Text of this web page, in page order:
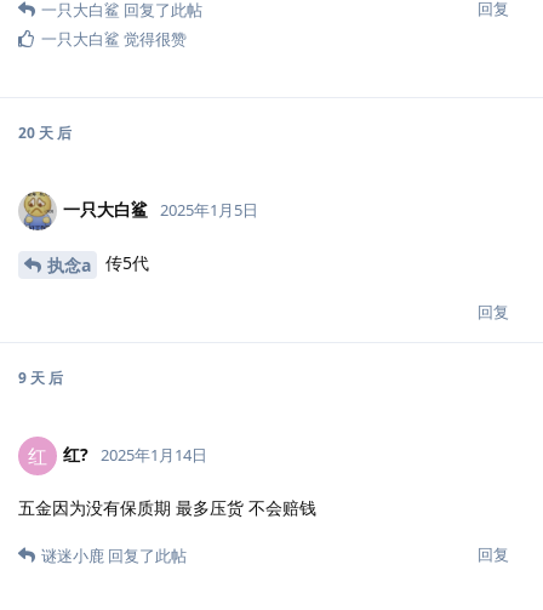
回复
一只大白鲨 回复了此帖
一只大白鲨 觉得很赞
20 天 后
一只大白鲨 2025年1月5日
执念a 传5代
回复
9 天 后
红 红?️ 2025年1月14日
五金因为没有保质期 最多压货 不会赔钱
回复
谜迷小鹿 回复了此帖